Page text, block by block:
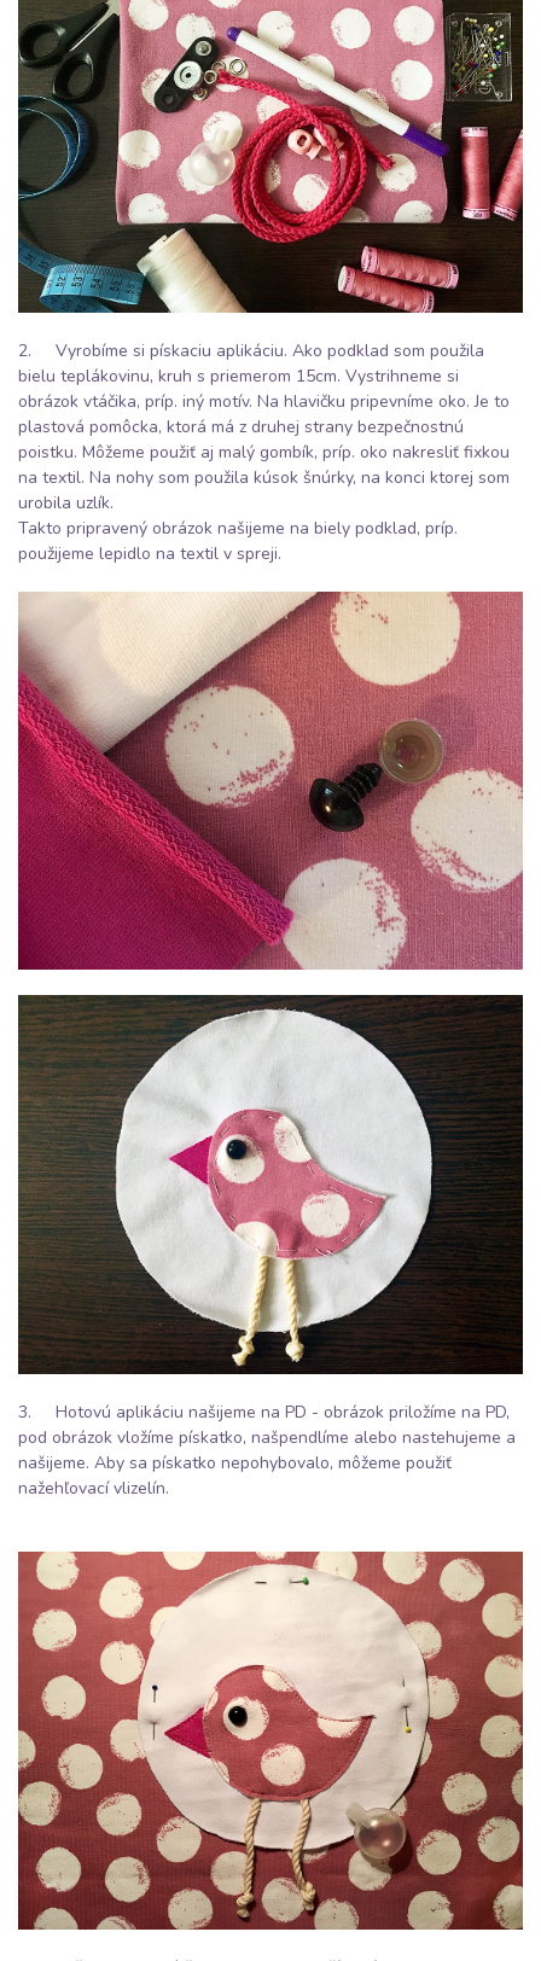
2. Vyrobíme si pískaciu aplikáciu. Ako podklad som použila
bielu teplákovinu, kruh s priemerom 15cm. Vystrihneme si
obrázok vtáčika, príp. iný motív. Na hlavičku pripevníme oko. Je to
plastová pomôcka, ktorá má z druhej strany bezpečnostnú
poistku. Môžeme použiť aj malý gombík, príp. oko nakresliť fixkou
na textil. Na nohy som použila kúsok šnúrky, na konci ktorej som
urobila uzlík.
Takto pripravený obrázok našijeme na biely podklad, príp.
použijeme lepidlo na textil v spreji.
3. Hotovú aplikáciu našijeme na PD - obrázok priložíme na PD,
pod obrázok vložíme pískatko, našpendlíme alebo nastehujeme a
našijeme. Aby sa pískatko nepohybovalo, môžeme použiť
nažehľovací vlizelín.